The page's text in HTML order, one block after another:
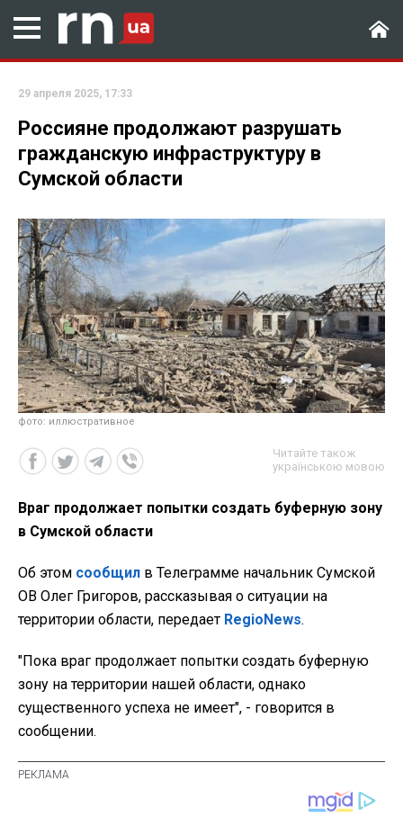
29 апреля 2025, 17:33
Россияне продолжают разрушать
гражданскую инфраструктуру в
Сумской области
фото: иллюстративное
Читайте також
українською мовою
Враг продолжает попытки создать буферную зону
в Сумской области
Об этом сообщил в Телеграмме начальник Сумской
ОВ Олег Григоров, рассказывая о ситуации на
территории области, передает RegioNews.
"Пока враг продолжает попытки создать буферную
зону на территории нашей области, однако
существенного успеха не имеет", - говорится в
сообщении.